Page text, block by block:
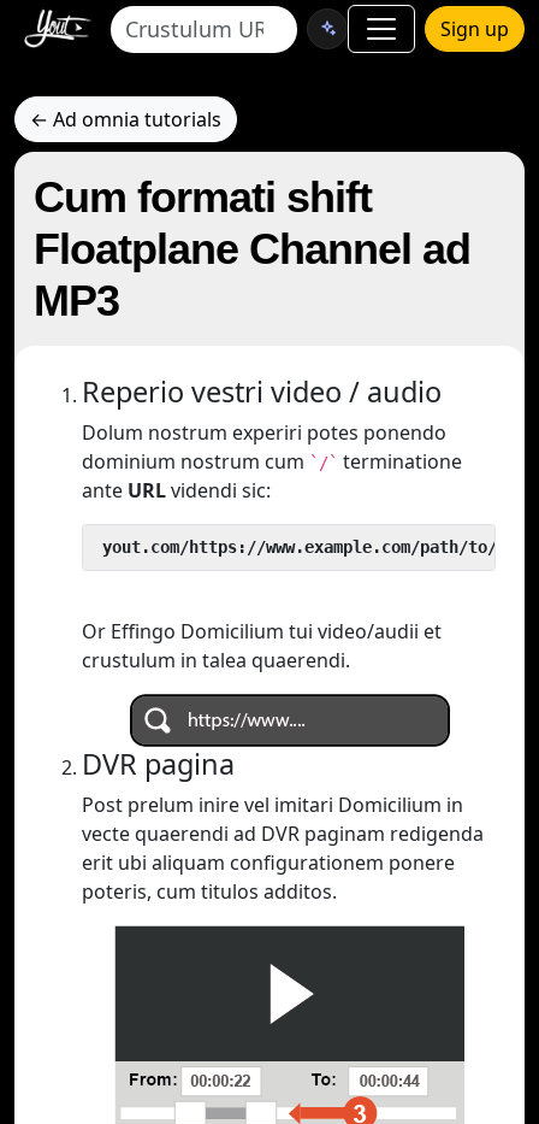
Sign up
← Ad omnia tutorials
Cum formati shift
Floatplane Channel ad
MP3
Reperio vestri video / audio
Dolum nostrum experiri potes ponendo
dominium nostrum cum `/` terminatione
ante URLvidendi sic:
yout.com/https://www.example.com/path/to/
Or Effingo Domicilium tui video/audii et
crustulum in talea quaerendi.
DVR pagina
Post prelum inire vel imitari Domicilium in
vecte quaerendi ad DVR paginam redigenda
erit ubi aliquam configurationem ponere
poteris, cum titulos additos.